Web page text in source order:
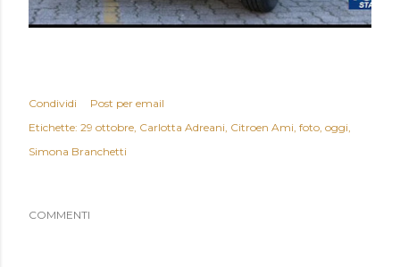
Condividi
Post per email
Etichette: 29 ottobre Carlotta Adreani Citroen Ami foto oggi
Simona Branchetti
COMMENTI